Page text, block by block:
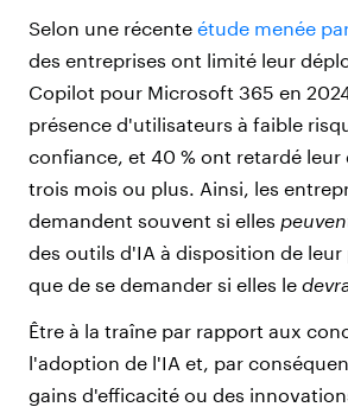
Selon une récente étude menée
des entreprises ont limité leur
Copilot pour Microsoft 365 en
présence d'utilisateurs à faible
confiance, et 40 % ont retardé
trois mois ou plus. Ainsi, les
demandent souvent si elles
des outils d'IA à disposition de
que de se demander si elles le
Être à la traîne par rapport aux
l'adoption de l'IA et, par
gains d'efficacité ou des